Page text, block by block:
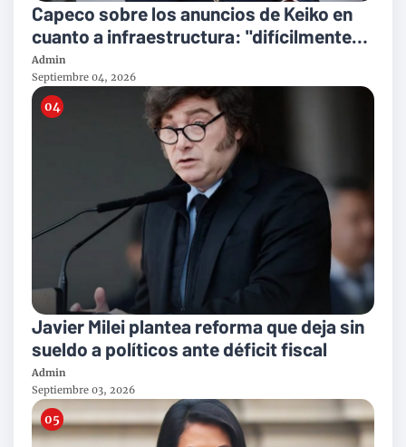
Capeco sobre los anuncios de Keiko en
cuanto a infraestructura: "difícilmente
se culminarán antes del 2031"
Admin
Septiembre 04, 2026
Javier Milei plantea reforma que deja sin
sueldo a políticos ante déficit fiscal
Admin
Septiembre 03, 2026